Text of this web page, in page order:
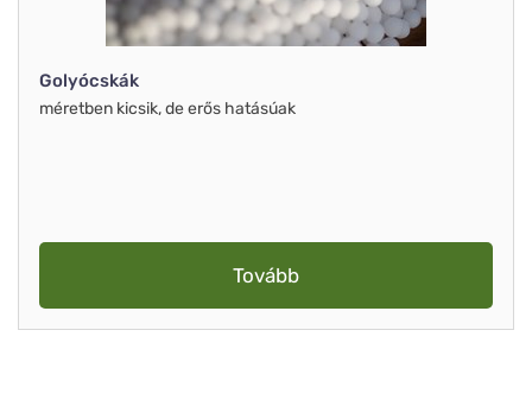
Golyócskák
méretben kicsik, de erős hatásúak
Tovább